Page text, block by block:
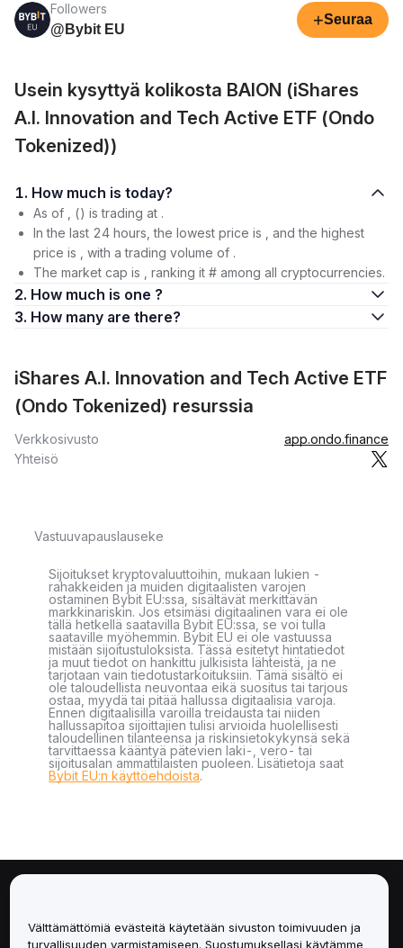
Followers
@Bybit EU
+Seuraa
Usein kysyttyä kolikosta BAION (iShares
A.I. Innovation and Tech Active ETF (Ondo
Tokenized))
1. How much is today?
As of , () is trading at .
In the last 24 hours, the lowest price is , and the highest
price is , with a trading volume of .
The market cap is , ranking it # among all cryptocurrencies.
2. How much is one ?
3. How many are there?
iShares A.I. Innovation and Tech Active ETF
(Ondo Tokenized) resurssia
Verkkosivusto
app.ondo.finance
Yhteisö
Vastuuvapauslauseke
Sijoitukset kryptovaluuttoihin, mukaan lukien -
rahakkeiden ja muiden digitaalisten varojen
ostaminen Bybit EU:ssa, sisältävät merkittävän
markkinariskin. Jos etsimäsi digitaalinen vara ei ole
tällä hetkellä saatavilla Bybit EU:ssa, se voi tulla
saataville myöhemmin. Bybit EU ei ole vastuussa
mistään sijoitustuloksista. Tässä esitetyt hintatiedot
ja muut tiedot on hankittu julkisista lähteistä, ja ne
tarjotaan vain tiedotustarkoituksiin. Tämä sisältö ei
ole taloudellista neuvontaa eikä suositus tai tarjous
ostaa, myydä tai pitää hallussa digitaalisia varoja.
Ennen digitaalisilla varoilla treidausta tai niiden
hallussapitoa sijoittajien tulisi arvioida huolellisesti
taloudellinen tilanteensa ja riskinsietokykynsä sekä
tarvittaessa kääntyä pätevien laki-, vero- tai
sijoitusalan ammattilaisten puoleen. Lisätietoja saat
Bybit EU:n käyttöehdoista.
Välttämättömiä evästeitä käytetään sivuston toimivuuden ja
turvallisuuden varmistamiseen. Suostumuksellasi käytämme